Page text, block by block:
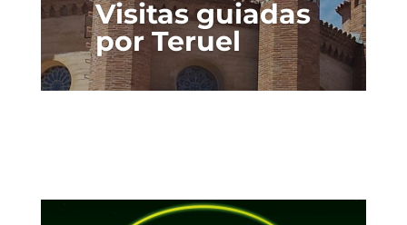
Visitas guiadas
por Teruel